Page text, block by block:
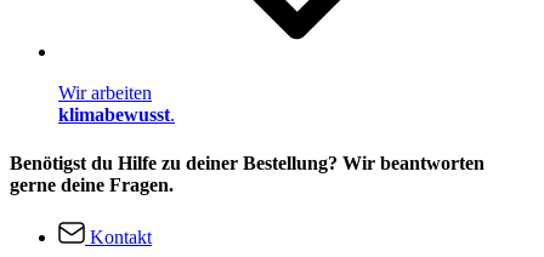
Wir arbeiten
klimabewusst.
Benötigst du Hilfe zu deiner Bestellung? Wir beantworten
gerne deine Fragen.
Kontakt